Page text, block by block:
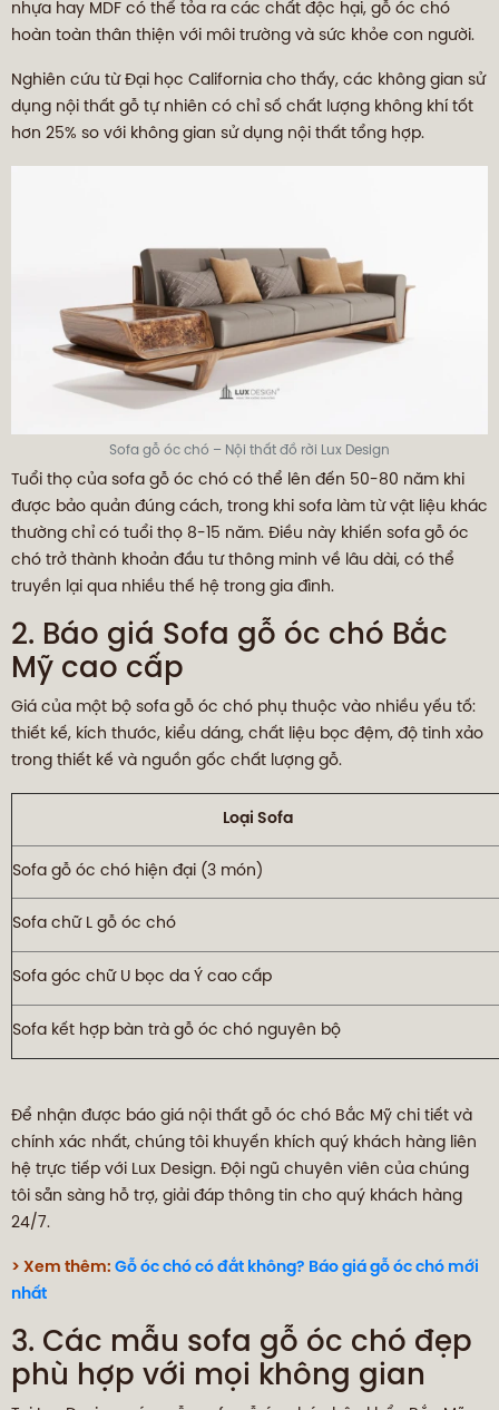
nhựa hay MDF có thể tỏa ra các chất độc hại, gỗ óc chó
hoàn toàn thân thiện với môi trường và sức khỏe con người.
Nghiên cứu từ Đại học California cho thấy, các không gian sử
dụng nội thất gỗ tự nhiên có chỉ số chất lượng không khí tốt
hơn 25% so với không gian sử dụng nội thất tổng hợp.
Sofa gỗ óc chó – Nội thất đồ rời Lux Design
Tuổi thọ của sofa gỗ óc chó có thể lên đến 50-80 năm khi
được bảo quản đúng cách, trong khi sofa làm từ vật liệu khác
thường chỉ có tuổi thọ 8-15 năm. Điều này khiến sofa gỗ óc
chó trở thành khoản đầu tư thông minh về lâu dài, có thể
truyền lại qua nhiều thế hệ trong gia đình.
2. Báo giá Sofa gỗ óc chó Bắc
Mỹ cao cấp
Giá của một bộ sofa gỗ óc chó phụ thuộc vào nhiều yếu tố:
thiết kế, kích thước, kiểu dáng, chất liệu bọc đệm, độ tinh xảo
trong thiết kế và nguồn gốc chất lượng gỗ.
Loại Sofa
Sofa gỗ óc chó hiện đại (3 món)
Sofa chữ L gỗ óc chó
Sofa góc chữ U bọc da Ý cao cấp
Sofa kết hợp bàn trà gỗ óc chó nguyên bộ
Để nhận được báo giá nội thất gỗ óc chó Bắc Mỹ chi tiết và
chính xác nhất, chúng tôi khuyến khích quý khách hàng liên
hệ trực tiếp với Lux Design. Đội ngũ chuyên viên của chúng
tôi sẵn sàng hỗ trợ, giải đáp thông tin cho quý khách hàng
24/7.
> Xem thêm: Gỗ óc chó có đắt không? Báo giá gỗ óc chó mới
nhất
3. Các mẫu sofa gỗ óc chó đẹp
phù hợp với mọi không gian